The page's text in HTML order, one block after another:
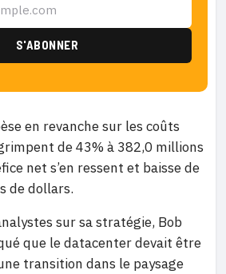
en revanche sur les coûts
de 43% à 382,0 millions
net s’en ressent et baisse de
de dollars.
sur sa stratégie, Bob
que le datacenter devait être
transition dans le paysage